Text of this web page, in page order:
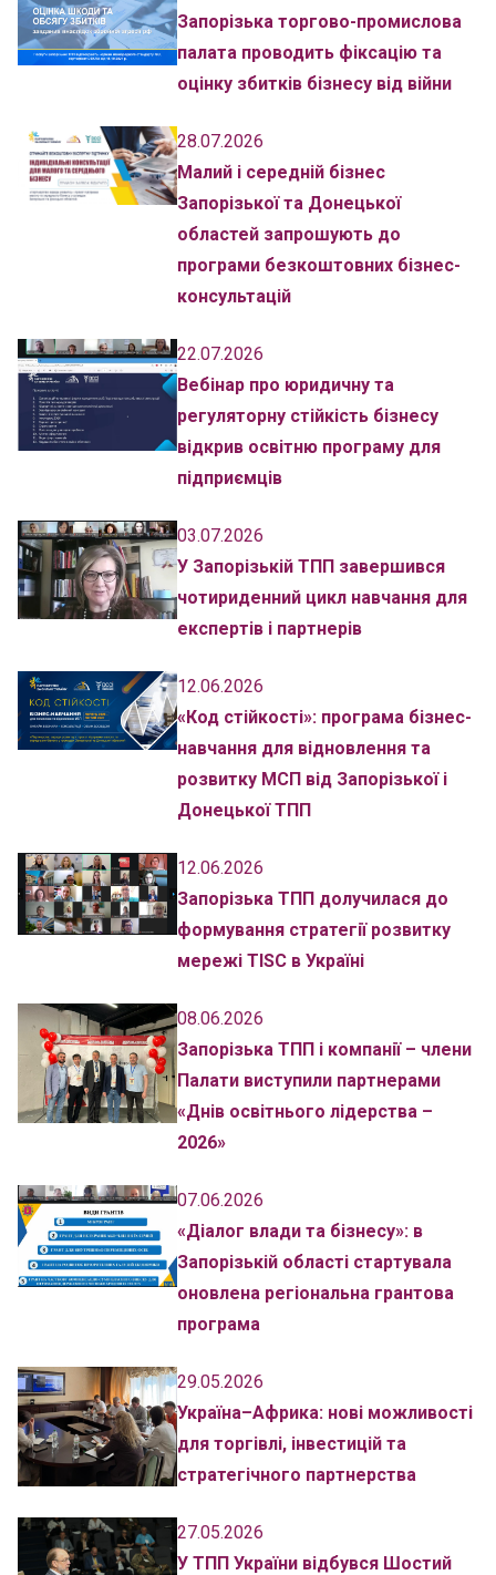
Запорізька торгово-промислова
палата проводить фіксацію та
оцінку збитків бізнесу від війни
28.07.2026
Малий і середній бізнес
Запорізької та Донецької
областей запрошують до
програми безкоштовних бізнес-
консультацій
22.07.2026
Вебінар про юридичну та
регуляторну стійкість бізнесу
відкрив освітню програму для
підприємців
03.07.2026
У Запорізькій ТПП завершився
чотириденний цикл навчання для
експертів і партнерів
12.06.2026
«Код стійкості»: програма бізнес-
навчання для відновлення та
розвитку МСП від Запорізької і
Донецької ТПП
12.06.2026
Запорізька ТПП долучилася до
формування стратегії розвитку
мережі TISC в Україні
08.06.2026
Запорізька ТПП і компанії – члени
Палати виступили партнерами
«Днів освітнього лідерства –
2026»
07.06.2026
«Діалог влади та бізнесу»: в
Запорізькій області стартувала
оновлена регіональна грантова
програма
29.05.2026
Україна–Африка: нові можливості
для торгівлі, інвестицій та
стратегічного партнерства
27.05.2026
У ТПП України відбувся Шостий